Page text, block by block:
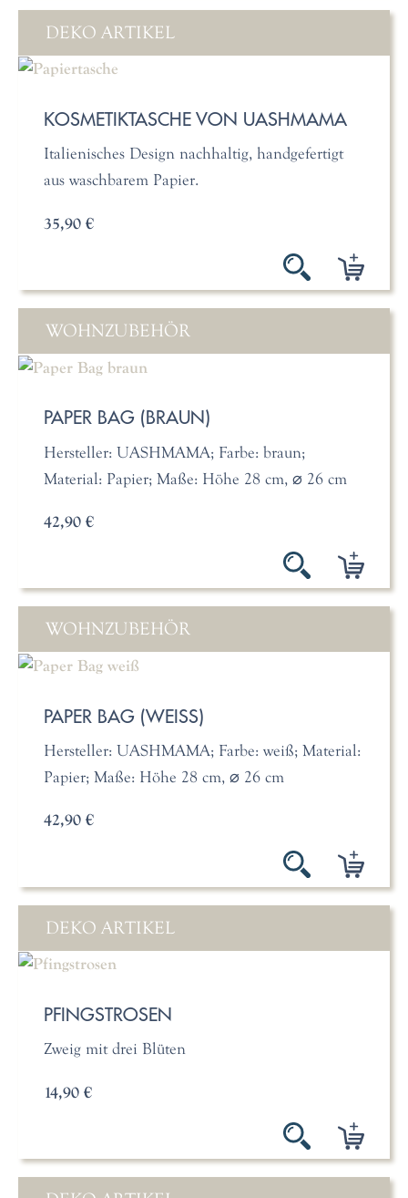
DEKO ARTIKEL
KOSMETIKTASCHE VON UASHMAMA
Italienisches Design nachhaltig, handgefertigt
aus waschbarem Papier.
35,90 €
WOHNZUBEHÖR
PAPER BAG (BRAUN)
Hersteller: UASHMAMA; Farbe: braun;
Material: Papier; Maße: Höhe 28 cm, ⌀ 26 cm
42,90 €
WOHNZUBEHÖR
PAPER BAG (WEISS)
Hersteller: UASHMAMA; Farbe: weiß; Material:
Papier; Maße: Höhe 28 cm, ⌀ 26 cm
42,90 €
DEKO ARTIKEL
PFINGSTROSEN
Zweig mit drei Blüten
14,90 €